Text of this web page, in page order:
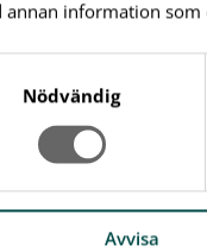
annan information
Nödvändig
Avvisa
med Sveriges
skjutit fram
återuppta
som
är således inte
på den här filmen